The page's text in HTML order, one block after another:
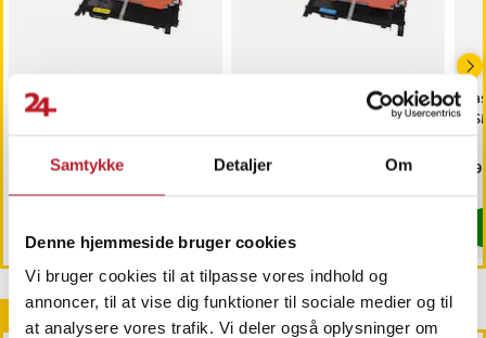
Samtykke Detaljer Om
Denne hjemmeside bruger cookies
Vi bruger cookies til at tilpasse vores indhold og
annoncer, til at vise dig funktioner til sociale medier og til
at analysere vores trafik. Vi deler også oplysninger om
Lasertoner Samsung
CLT-Y404S - Gul
:119 kr.
119 kr.
Midlertidigt lukket, dato ikke bekræftet
Lasertoner Samsung
Pris:
99 kr.
Andre købte også